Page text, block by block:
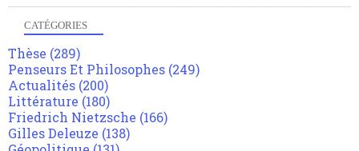
CATÉGORIES
Thèse (289)
Penseurs Et Philosophes (249)
Actualités (200)
Littérature (180)
Friedrich Nietzsche (166)
Gilles Deleuze (138)